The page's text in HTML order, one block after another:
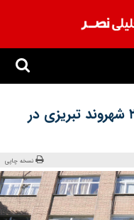
زیر زمین‌ ها غرق در فاضلاب | ۲۰۰ شهروند تبریزی در
نسخه چاپی